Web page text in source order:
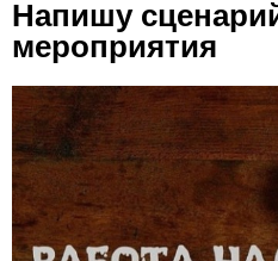
Напишу
мероприятия